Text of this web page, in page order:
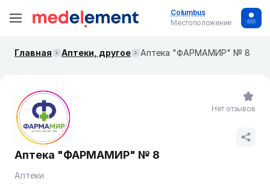
Columbus
Местоположение
Главная Аптеки, другое Аптека "ФАРМАМИР" № 8
Аптека "ФАРМАМИР" № 8
Аптеки
Нет отзывов